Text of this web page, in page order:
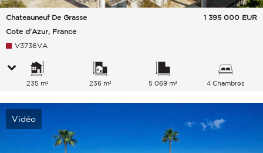
Chateauneuf De Grasse
Cote d'Azur, France
1 395 000 EUR
V3736VA
235 m² 236 m² 5 069 m² 4 Chambres
Vidéo